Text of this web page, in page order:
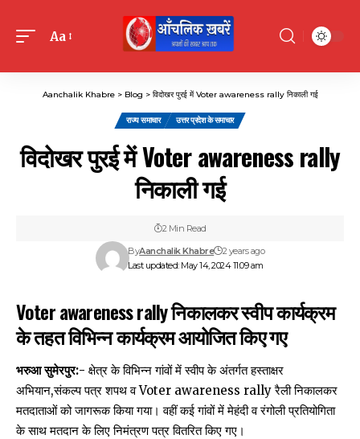
Font
Aa
Aanchalik Khabre> Blog > विदोखर पुरई में Voter awareness rally निकाली गई
राज्य समाचार उत्तर प्रदेश के समाचार
विदोखर पुरई में Voter awareness rally
निकाली गई
Last updated: May 14, 2024 11:09 am
ByAanchalik Khabre 2 years ago
2 Min Read
Voter awareness rally निकालकर स्वीप कार्यक्रम
के तहत विभिन्न कार्यक्रम आयोजित किए गए
भरुआ सुमेरपुर:- क्षेत्र के विभिन्न गांवों में स्वीप के अंतर्गत हस्ताक्षर
अभियान,संकल्प पत्र शपथ व Voter awareness rally रैली निकालकर
मतदाताओं को जागरूक किया गया। वहीं कई गांवों में मेहंदी व रंगोली प्रतियोगिता
के साथ मतदान के लिए निमंत्रण पत्र वितरित किए गए।